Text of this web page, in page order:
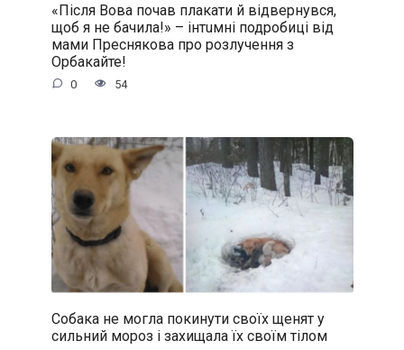
«Після Вова почав плакати й відвернувся,
щоб я не бачила!» – iнтuмнi подробиці від
мами Преснякова про розлучення з
Орбакайте!
0 54
Собака не могла покинути своїх щенят у
сильний мороз і захищала їх своїм тілом